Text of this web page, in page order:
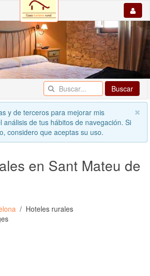
Buscar
y de terceros para mejorar mis
análisis de tus hábitos de navegación. Si
considero que aceptas su uso.
en Sant Mateu de
Hoteles rurales